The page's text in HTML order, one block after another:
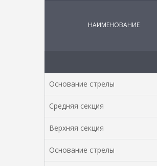
НАИМЕНОВАНИЕ
Основание стрелы
Средняя секция
Верхняя секция
Основание стрелы